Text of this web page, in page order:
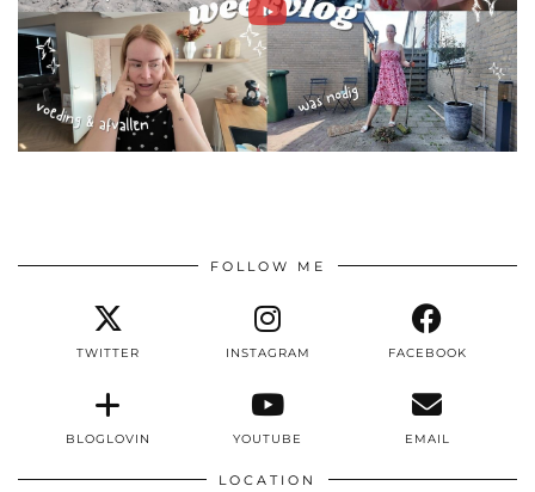
FOLLOW ME
TWITTER INSTAGRAM FACEBOOK
BLOGLOVIN YOUTUBE EMAIL
LOCATION